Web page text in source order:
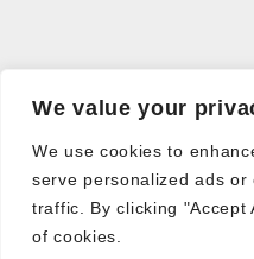
We value your
We use cookies to
serve personalized ads
traffic. By clicking "Accept
of cookies.